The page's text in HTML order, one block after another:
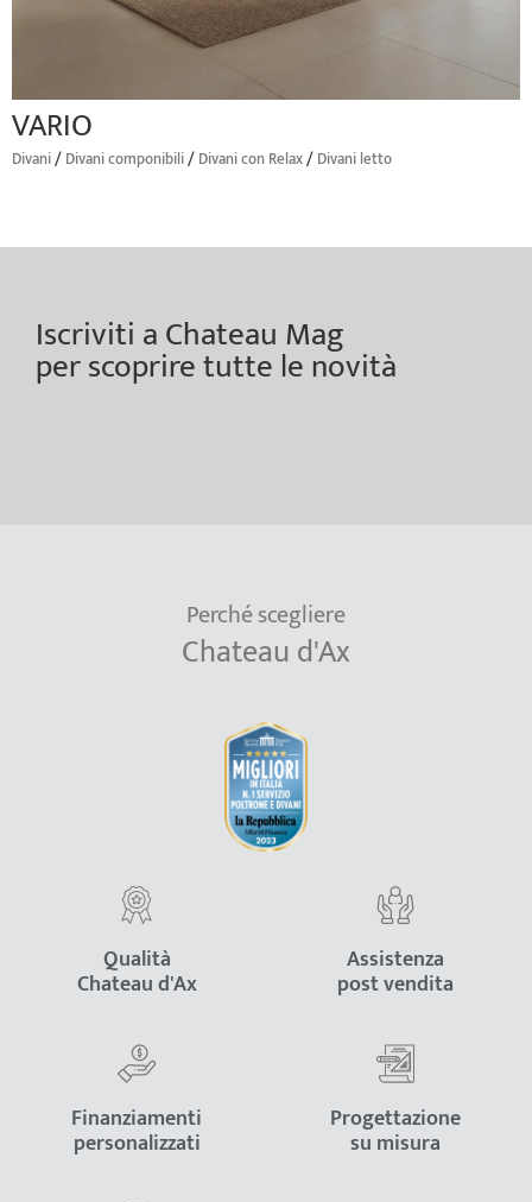
VARIO
Divani/Divani componibili/Divani con Relax/Divani letto
Iscriviti a Chateau Mag
per scoprire tutte le novità
Perché scegliere
Chateau d'Ax
Qualità
Chateau d'Ax
Assistenza
post vendita
Finanziamenti
personalizzati
Progettazione
su misura